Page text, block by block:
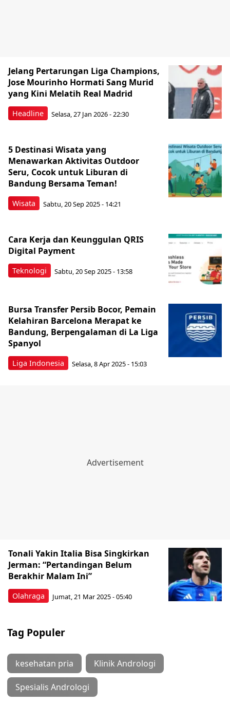
Headline
Jelang Pertarungan Liga Champions,
Jose Mourinho Hormati Sang Murid
yang Kini Melatih Real Madrid
Selasa, 27 Jan 2026 - 22:30
Wisata
5 Destinasi Wisata yang
Menawarkan Aktivitas Outdoor
Seru, Cocok untuk Liburan di
Bandung Bersama Teman!
Sabtu, 20 Sep 2025 - 14:21
Teknologi
Cara Kerja dan Keunggulan QRIS
Digital Payment
Sabtu, 20 Sep 2025 - 13:58
Liga Indonesia
Bursa Transfer Persib Bocor, Pemain
Kelahiran Barcelona Merapat ke
Bandung, Berpengalaman di La Liga
Spanyol
Selasa, 8 Apr 2025 - 15:03
Olahraga
Tonali Yakin Italia Bisa Singkirkan
Jerman: “Pertandingan Belum
Berakhir Malam Ini”
Jumat, 21 Mar 2025 - 05:40
Tag Populer
kesehatan pria Klinik Andrologi
Spesialis Andrologi